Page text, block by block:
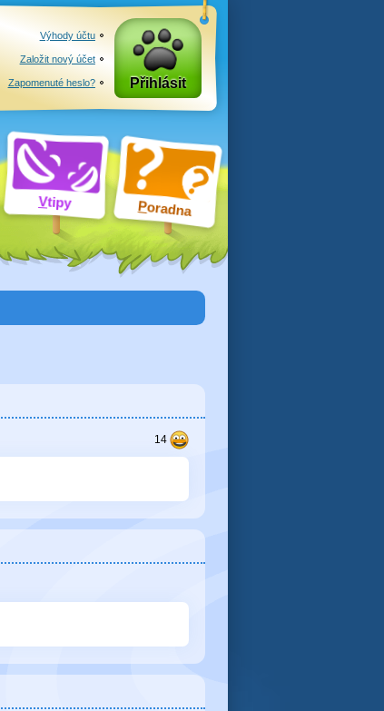
Vtipy Poradna
Výhody účtu
Založit nový účet
Zapomenuté heslo? Přihlásit